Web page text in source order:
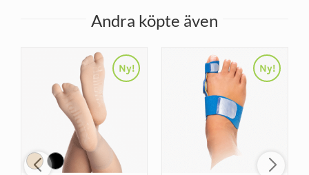
Andra köpte även
Ny! Ny!